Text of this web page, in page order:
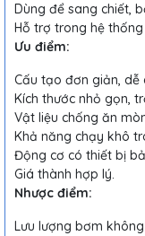
Dùng để sang chiết,
Hỗ trợ trong hệ
Ưu điểm:
Cấu tạo đơn giản, dễ
Kích thước nhỏ gọn,
Vật liệu chống ăn
Khả năng chạy khô
Động cơ có thiết bị
Giá thành hợp lý.
Nhược điểm:
Lưu lượng bơm